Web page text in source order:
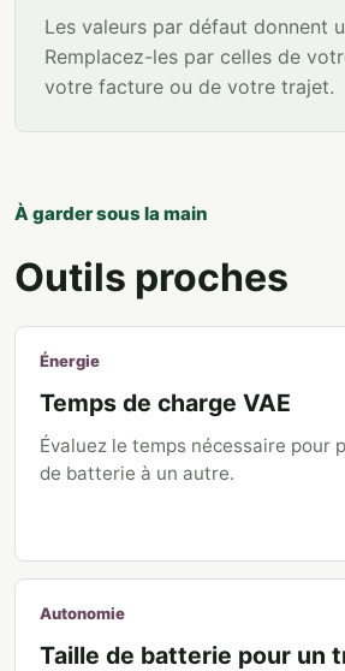
Les valeurs par défaut donnent
Remplacez-les par celles de
votre facture ou de votre trajet.
À garder sous la main
Outils proches
Énergie
Temps de charge VAE
Évaluez le temps nécessaire pour
de batterie à un autre.
Autonomie
Taille de batterie pour un